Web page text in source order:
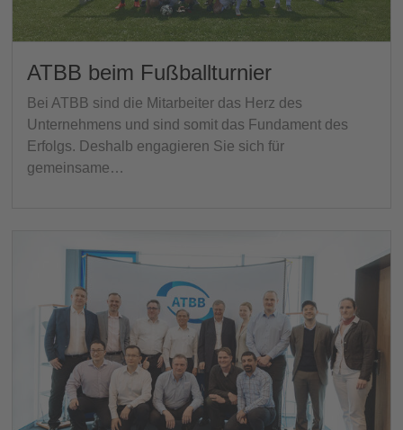
ATBB beim Fußballturnier
Bei ATBB sind die Mitarbeiter das Herz des
Unternehmens und sind somit das Fundament des
Erfolgs. Deshalb engagieren Sie sich für
gemeinsame…